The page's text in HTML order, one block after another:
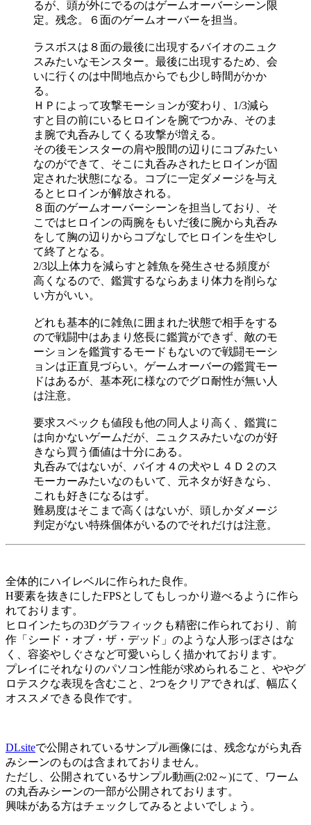
るが、頭が外にでるのはゲームオーバーシーン限
定。残念。６面のゲームオーバーを担当。
ラスボスは８面の最後に出現するバイオのニュク
スみたいなモンスター。最後に出現するため、会
いに行くのは中間地点からでも少し時間がかか
る。
ＨＰによって攻撃モーションが変わり、1/3減ら
すと目の前にいるヒロインを腕でつかみ、そのま
ま腕で丸呑みしてくる攻撃が増える。
その後モンスターの肩や股間の辺りにコブみたい
なのができて、そこに丸呑みされたヒロインが固
定された状態になる。コブに一定ダメージを与え
るとヒロインが解放される。
８面のゲームオーバーシーンを担当しており、そ
こではヒロインの両腕をもいだ後に腕から丸呑み
をして胸の辺りからコブなしでヒロインを生やし
て終了となる。
2/3以上体力を減らすと雑魚を発生させる頻度が
高くなるので、鑑賞するならあまり体力を削らな
い方がいい。
どれも基本的に雑魚に囲まれた状態で相手をする
ので戦闘中はあまり悠長に鑑賞ができず、敵のモ
ーションを鑑賞するモードもないので戦闘モーシ
ョンは正直見づらい。ゲームオーバーの鑑賞モー
ドはあるが、基本死に様なのでグロ耐性が無い人
は注意。
要求スペックも値段も他の同人より高く、鑑賞に
は向かないゲームだが、ニュクスみたいなのが好
きなら買う価値は十分にある。
丸呑みではないが、バイオ４の犬やＬ４Ｄ２のス
モーカーみたいなのもいて、元ネタが好きなら、
これも好きになるはず。
難易度はそこまで高くはないが、頭しかダメージ
判定がない特殊個体がいるのでそれだけは注意。
全体的にハイレベルに作られた良作。
H要素を抜きにしたFPSとしてもしっかり遊べるように作ら
れております。
ヒロインたちの3Dグラフィックも精密に作られており、前
作「シード・オブ・ザ・デッド」のような人形っぽさはな
く、容姿やしぐさなど可愛いらしく描かれております。
プレイにそれなりのパソコン性能が求められること、ややグ
ロテスクな表現を含むこと、2つをクリアできれば、幅広く
オススメできる良作です。
DLsiteで公開されているサンプル画像には、残念ながら丸呑
みシーンのものは含まれておりません。
ただし、公開されているサンプル動画(2:02～)にて、ワーム
の丸呑みシーンの一部が公開されております。
興味がある方はチェックしてみるとよいでしょう。